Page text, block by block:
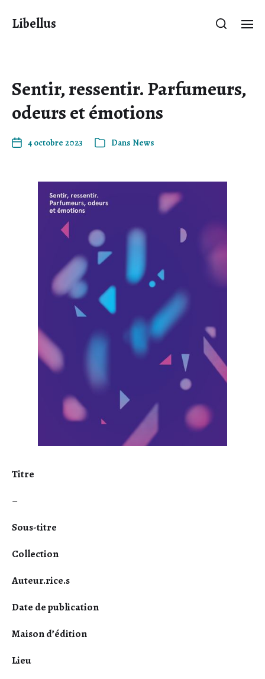
Libellus
Sentir, ressentir. Parfumeurs,
odeurs et émotions
4 octobre 2023 Dans News
Titre
–
Sous-titre
Collection
Auteur.rice.s
Date de publication
Maison d’édition
Lieu